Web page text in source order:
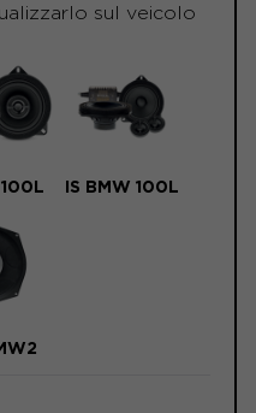
sul veicolo
IS BMW 100L